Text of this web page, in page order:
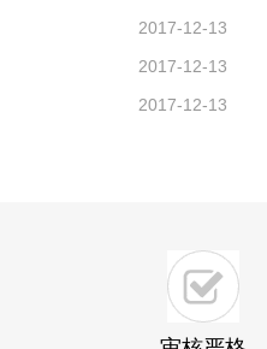
2017-12-13
2017-12-13
2017-12-13